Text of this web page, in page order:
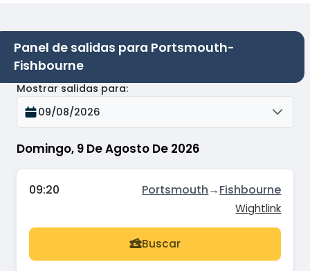
Panel de salidas para Portsmouth-
Fishbourne
Domingo, 9 De Agosto De 2026
Mostrar salidas para:
09/08/2026
09:20 Portsmouth→Fishbourne
Wightlink
Buscar